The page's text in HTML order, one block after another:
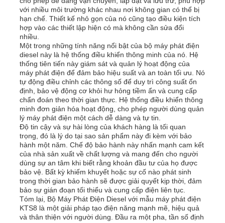
Kiểm soát chất lượng
Liên hệ chúng tôi
Tin tức
Tất cả các trường hợp
Yêu cầu báo giá
bộ máy phát điện diesel
bộ máy phát điện xăng
với nhiều môi trường khác nhau nơi không gian có thể bị
hạn chế. Thiết kế nhỏ gọn của nó cũng tạo điều kiện tích
hợp vào các thiết lập hiện có mà không cần sửa đổi
nhiều.
Một trong những tính năng nổi bật của bộ máy phát điện
diesel này là hệ thống điều khiển thông minh của nó. Hệ
thống tiên tiến này giám sát và quản lý hoạt động của
máy phát điện để đảm bảo hiệu suất và an toàn tối ưu. Nó
tự động điều chỉnh các thông số để duy trì công suất ổn
định, bảo vệ động cơ khỏi hư hỏng tiềm ẩn và cung cấp
chẩn đoán theo thời gian thực. Hệ thống điều khiển thông
minh đơn giản hóa hoạt động, cho phép người dùng quản
lý máy phát điện một cách dễ dàng và tự tin.
Độ tin cậy và sự hài lòng của khách hàng là tối quan
trọng, đó là lý do tại sao sản phẩm này đi kèm với bảo
hành một năm. Chế độ bảo hành này nhấn mạnh cam kết
của nhà sản xuất về chất lượng và mang đến cho người
dùng sự an tâm khi biết rằng khoản đầu tư của họ được
bảo vệ. Bất kỳ khiếm khuyết hoặc sự cố nào phát sinh
trong thời gian bảo hành sẽ được giải quyết kịp thời, đảm
bảo sự gián đoạn tối thiểu và cung cấp điện liên tục.
Tóm lại, Bộ Máy Phát Điện Diesel với mẫu máy phát điện
KTS8 là một giải pháp tạo điện năng mạnh mẽ, hiệu quả
và thân thiện với người dùng. Đầu ra một pha, tần số định